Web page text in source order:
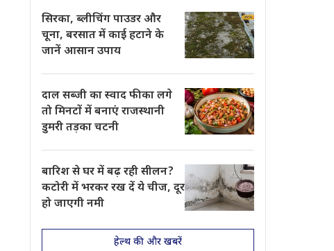
सिरका, ब्लीचिंग पाउडर और
चूना, बरसात में काई हटाने के
जानें आसान उपाय
दाल सब्जी का स्वाद फीका लगे
तो मिनटों में बनाएं राजस्थानी
डुमरी तड़का चटनी
बारिश से घर में बढ़ रही सीलन?
कटोरी में भरकर रख दें ये चीज, दूर
हो जाएगी नमी
हेल्थ की और खबरें